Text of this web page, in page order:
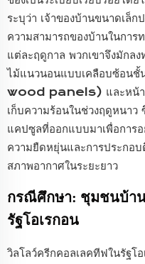
ระบุว่า เจ้าของบ้านขนาดเล็
ความสามารถของบ้านในกา
แต่ละฤดูกาล พวกเขาจึงมัก
ไม้แนวนอนแบบเคลือบซ้
wood panels) และหน้าต่
เก็บความร้อนในช่วงฤดูหนาว
แคปซูลที่ออกแบบมาเพื่อการอ
ความยืดหยุ่นและการประกอ
สภาพอากาศในระยะยาว
กรณีศึกษา: ชุมชนบ้า
รัฐโอเรกอน
วิลโลว์ครีกคอลเลคทีฟในรัฐโ